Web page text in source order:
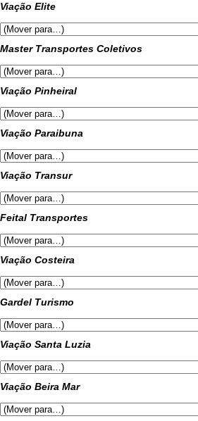
Viação Elite
Master Transportes Coletivos
Viação Pinheiral
Viação Paraibuna
Viação Transur
Feital Transportes
Viação Costeira
Gardel Turismo
Viação Santa Luzia
Viação Beira Mar